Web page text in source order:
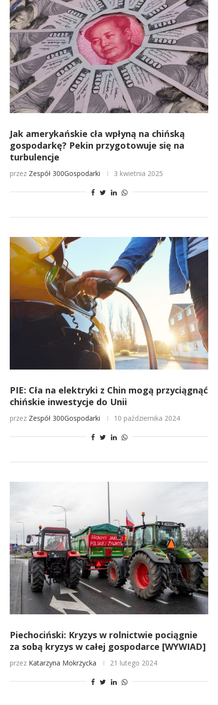
Jak amerykańskie cła wpłyną na chińską
gospodarkę? Pekin przygotowuje się na
turbulencje
przez Zespół 300Gospodarki 3 kwietnia 2025
PIE: Cła na elektryki z Chin mogą przyciągnąć
chińskie inwestycje do Unii
przez Zespół 300Gospodarki 10 października 2024
Piechociński: Kryzys w rolnictwie pociągnie
za sobą kryzys w całej gospodarce [WYWIAD]
przez Katarzyna Mokrzycka 21 lutego 2024